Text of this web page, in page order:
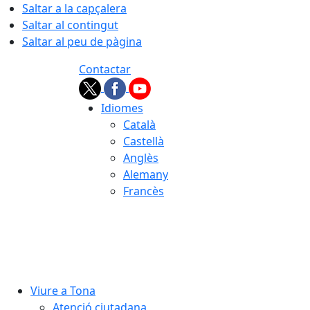
Saltar a la capçalera
Saltar al contingut
Saltar al peu de pàgina
Contactar
Idiomes
Català
Castellà
Anglès
Alemany
Francès
Viure a Tona